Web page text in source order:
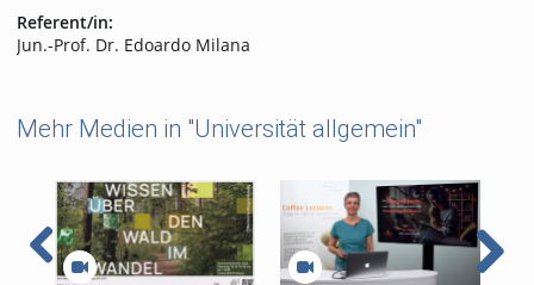
Referent/in:
Jun.-Prof. Dr. Edoardo Milana
Mehr Medien in "Universität allgemein"